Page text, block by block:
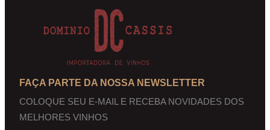
FAÇA PARTE DA NOSSA NEWSLETTER
COLOQUE SEU E-MAIL E RECEBA NOVIDADES DOS
MELHORES VINHOS